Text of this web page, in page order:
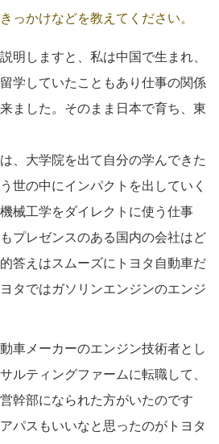
っかけなどを教えてください。
明しますと、私は中国で生まれ、
学していたこともあり仕事の関係
ました。そのまま日本で育ち、東
、大学院を出て自分の学んできた
世の中にインパクトを出していく
械工学をダイレクトに使う仕事
プレゼンスのある国内の会社はど
答えはスムーズにトヨタ自動車だ
タではガソリンエンジンのエンジ
車メーカーのエンジン技術者とし
ルティングファームに転職して、
幹部になられた方がいたのです
パスもいいなと思ったのがトヨタ